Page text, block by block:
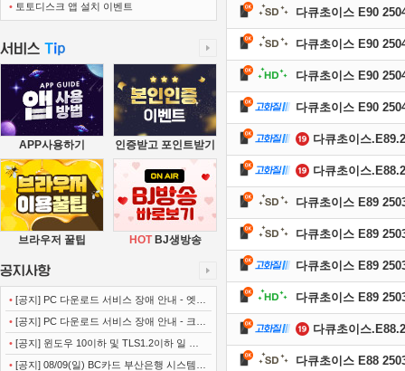
• 토토디스크 앱 설치 이벤트
APP사용하기 인증받고 포인트받기
브라우저 꿀팁 HOTBJ생방송
• [공지] PC 다운로드 서비스 장애 안내 - 엣지
(Microsoft Edge)
• [공지] PC 다운로드 서비스 장애 안내 - 크롬
(Chrome)
• [공지] 윈도우 10이하 및 TLS1.2이하 일 경
우 사이트 이용불가 안내
• [공지] 08/09(일) BC카드 부산은행 시스템
다큐초이스 E90
다큐초이스 E90
다큐초이스 E90
다큐초이스 E90
다큐초이스
다큐초이스
다큐초이스 E89
다큐초이스 E89
다큐초이스 E89
다큐초이스 E89
다큐초이스
다큐초이스 E88